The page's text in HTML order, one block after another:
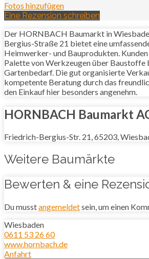
Fotos hinzufügen
Eine Rezension schreiben
Der HORNBACH Baumarkt in
Bergius-Straße 21 bietet eine
Heimwerker- und Bauprodukten.
Palette von Werkzeugen über Baustoffe
Gartenbedarf. Die gut organisierte
kompetente Beratung durch das
den Einkauf hier besonders angenehm.
HORNBACH Baumarkt
Friedrich-Bergius-Str. 21, 65203,
Weitere Baumärkte
Bewerten & eine
Du musstangemeldetsein, um einen
Wiesbaden
0611 53 26 60
www.hornbach.de
Anfahrt